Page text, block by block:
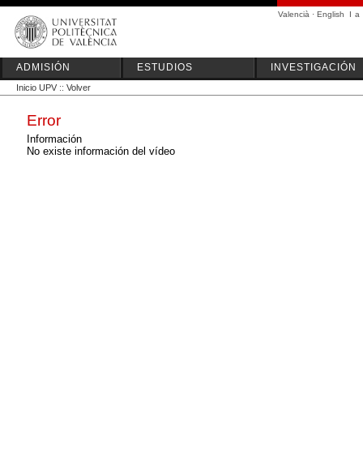
Valencià · English I a
ADMISIÓN ESTUDIOS INVESTIGACIÓN
Inicio UPV :: Volver
Error
Información
No existe información del vídeo